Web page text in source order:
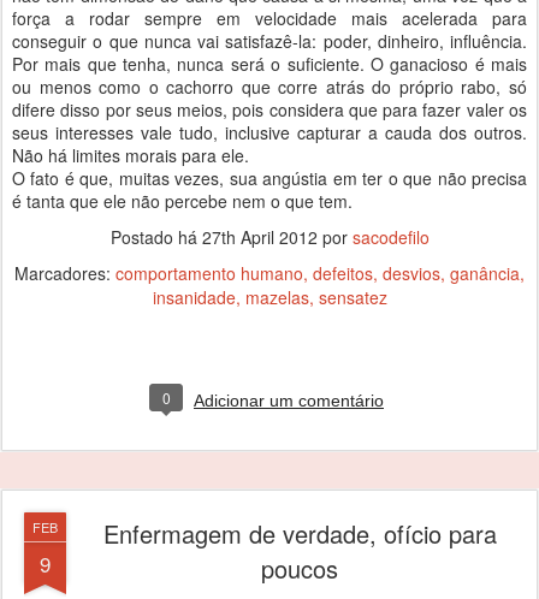
força a rodar sempre em velocidade mais acelerada para
conseguir o que nunca vai satisfazê-la: poder, dinheiro, influência.
Por mais que tenha, nunca será o suficiente. O ganacioso é mais
ou menos como o cachorro que corre atrás do próprio rabo, só
difere disso por seus meios, pois considera que para fazer valer os
seus interesses vale tudo, inclusive capturar a cauda dos outros.
Não há limites morais para ele.
O fato é que, muitas vezes, sua angústia em ter o que não precisa
é tanta que ele não percebe nem o que tem.
Postado há 27th April 2012 por sacodefilo
Marcadores: comportamento humano defeitos desvios ganância
insanidade mazelas sensatez
0 Adicionar um comentário
FEB
9
Enfermagem de verdade, ofício para
poucos